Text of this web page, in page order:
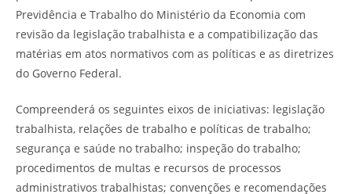
Previdência e Trabalho do Ministério da Economia com
revisão da legislação trabalhista e a compatibilização das
matérias em atos normativos com as políticas e as diretrizes
do Governo Federal.
Compreenderá os seguintes eixos de iniciativas: legislação
trabalhista, relações de trabalho e políticas de trabalho;
segurança e saúde no trabalho; inspeção do trabalho;
procedimentos de multas e recursos de processos
administrativos trabalhistas; convenções e recomendações